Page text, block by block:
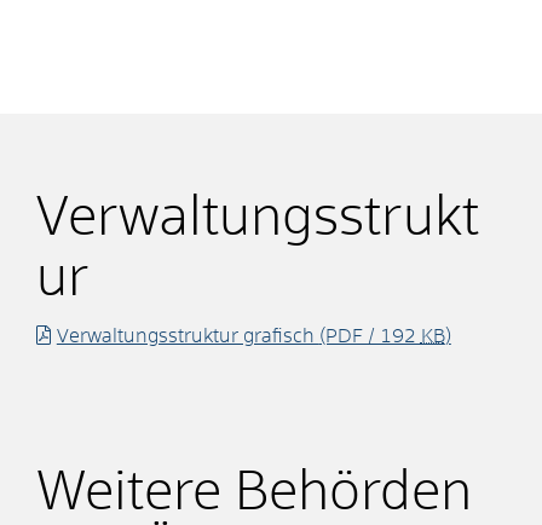
Verwaltungsstrukt
ur
Verwaltungsstruktur grafisch (PDF / 192 KB)
Weitere Behörden